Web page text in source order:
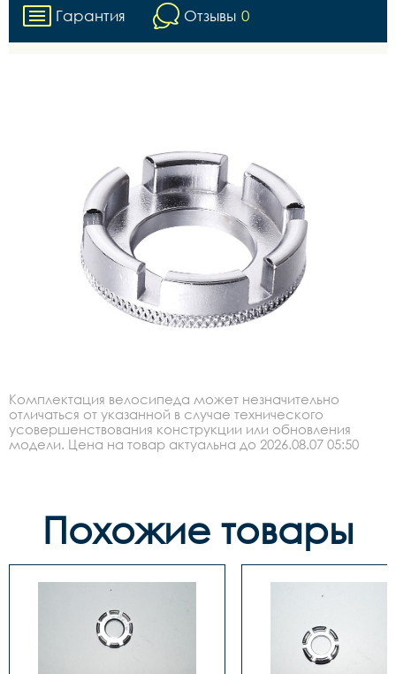
Гарантия Отзывы 0
Комплектация велосипеда может незначительно
отличаться от указанной в случае технического
усовершенствования конструкции или обновления
модели. Цена на товар актуальна до 2026.08.07 05:50
Похожие товары